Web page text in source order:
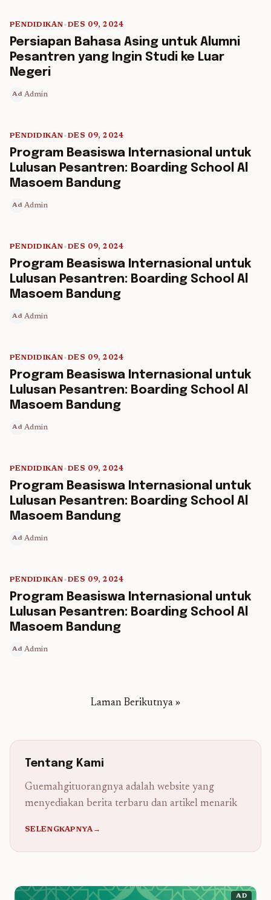
5 min read
PENDIDIKAN•DES 09, 2024
Persiapan Bahasa Asing untuk Alumni
Pesantren yang Ingin Studi ke Luar
Negeri
Ad Admin
5 min read
PENDIDIKAN•DES 09, 2024
Program Beasiswa Internasional untuk
Lulusan Pesantren: Boarding School Al
Masoem Bandung
Ad Admin
5 min read
PENDIDIKAN•DES 09, 2024
Program Beasiswa Internasional untuk
Lulusan Pesantren: Boarding School Al
Masoem Bandung
Ad Admin
5 min read
PENDIDIKAN•DES 09, 2024
Program Beasiswa Internasional untuk
Lulusan Pesantren: Boarding School Al
Masoem Bandung
Ad Admin
5 min read
PENDIDIKAN•DES 09, 2024
Program Beasiswa Internasional untuk
Lulusan Pesantren: Boarding School Al
Masoem Bandung
Ad Admin
5 min read
PENDIDIKAN•DES 09, 2024
Program Beasiswa Internasional untuk
Lulusan Pesantren: Boarding School Al
Masoem Bandung
Ad Admin
Laman Berikutnya »
Tentang Kami
Guemahgituorangnya adalah website yang
menyediakan berita terbaru dan artikel menarik
SELENGKAPNYA→
AD